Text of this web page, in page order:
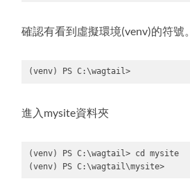
PowerShell
確認有看到虛擬環境(venv)的符號。
(venv) PS C:\wagtail>
PowerShell
進入mysite資料夾
(venv) PS C:\wagtail> cd mysite
(venv) PS C:\wagtail\mysite>